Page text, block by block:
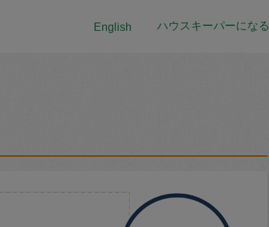
English ハウスキーパーになる